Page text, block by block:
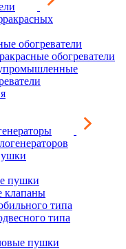
обогреватели
обогреватели
пушки
клапаны
типа
типа
пушки